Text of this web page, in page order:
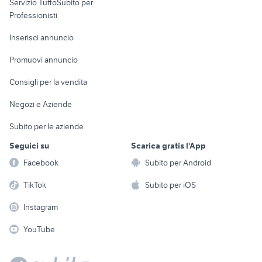
Informatica
Console e
Fotografia
Telefonia
Biciclette
Servizio TuttoSubito per
Professionisti
Inserisci annuncio
Promuovi annuncio
Consigli per la vendita
Negozi e Aziende
Subito per le aziende
Seguici su
Facebook
TikTok
Instagram
YouTube
Scarica gratis l'App
Subito per Android
Subito per iOS